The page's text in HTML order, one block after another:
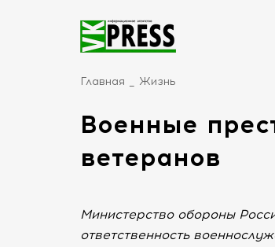
Главная Жизнь
Военные
ветеранов
Министерство обороны
ответственность